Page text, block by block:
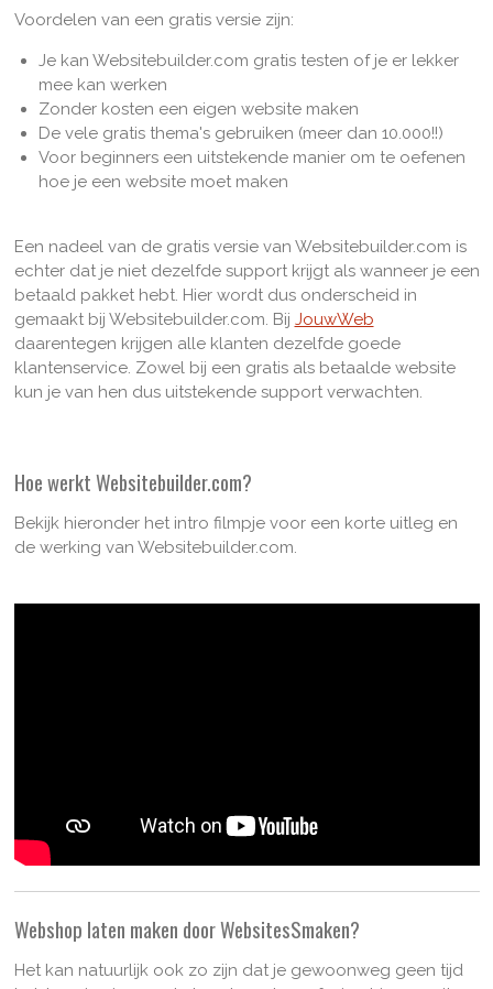
Voordelen van een gratis versie zijn:
Je kan Websitebuilder.com gratis testen of je er lekker
mee kan werken
Zonder kosten een eigen website maken
De vele gratis thema's gebruiken (meer dan 10.000!!)
Voor beginners een uitstekende manier om te oefenen
hoe je een website moet maken
Een nadeel van de gratis versie van Websitebuilder.com is
echter dat je niet dezelfde support krijgt als wanneer je een
betaald pakket hebt. Hier wordt dus onderscheid in
gemaakt bij Websitebuilder.com. Bij JouwWeb
daarentegen krijgen alle klanten dezelfde goede
klantenservice. Zowel bij een gratis als betaalde website
kun je van hen dus uitstekende support verwachten.
Hoe werkt Websitebuilder.com?
Bekijk hieronder het intro filmpje voor een korte uitleg en
de werking van Websitebuilder.com.
Webshop laten maken door WebsitesSmaken?
Het kan natuurlijk ook zo zijn dat je gewoonweg geen tijd